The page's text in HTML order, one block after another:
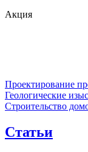
Акция
Проектирование
Геологические
Строительство
Статьи